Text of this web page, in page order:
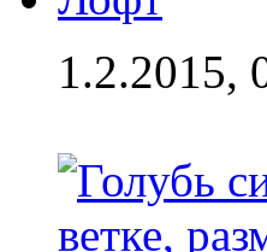
1.2.2015,